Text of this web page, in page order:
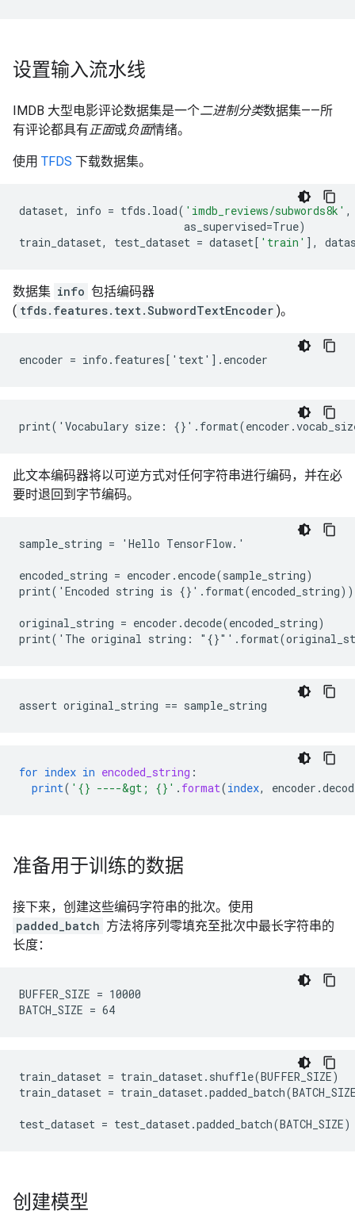
设置输入流水线
IMDB 大型电影评论数据集是一个二进制分类数据集——所
有评论都具有正面或负面情绪。
使用 TFDS 下载数据集。
dataset, info = tfds . load( 'imdb_reviews/subwords8k' ,
as_supervised=True)
train_dataset, test_dataset = dataset[ 'train' ],
数据集 info 包括编码器
( tfds.features.text.SubwordTextEncoder )。
此文本编码器将以可逆方式对任何字符串进行编码，并在必
要时退回到字节编码。
sample_string = 'Hello TensorFlow.'
encoded_string = encoder.encode(sample_string)
print('Encoded string is {}'.format(encoded_string))
original_string = encoder.decode(encoded_string)
for index in encoded_string :
print( '{} ----&gt; {}' . format(index, encoder .
准备用于训练的数据
接下来，创建这些编码字符串的批次。使用
padded_batch 方法将序列零填充至批次中最长字符串的
长度：
BUFFER_SIZE = 10000
train_dataset = train_dataset.shuffle(BUFFER_SIZE)
train_dataset =
创建模型